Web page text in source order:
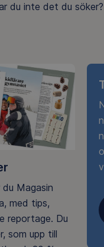
du inte det du
Magasin
med tips,
reportage. Du
som upp till